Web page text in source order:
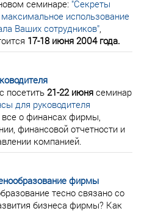
семинаре: "Секреты
использование
Ваших сотрудников",
17-18 июня 2004 года.
посетить 21-22 июня семинар
для руководителя
все о финансах фирмы,
финансовой отчетности и
компанией.
фирмы
тесно связано со
бизнеса фирмы? Как